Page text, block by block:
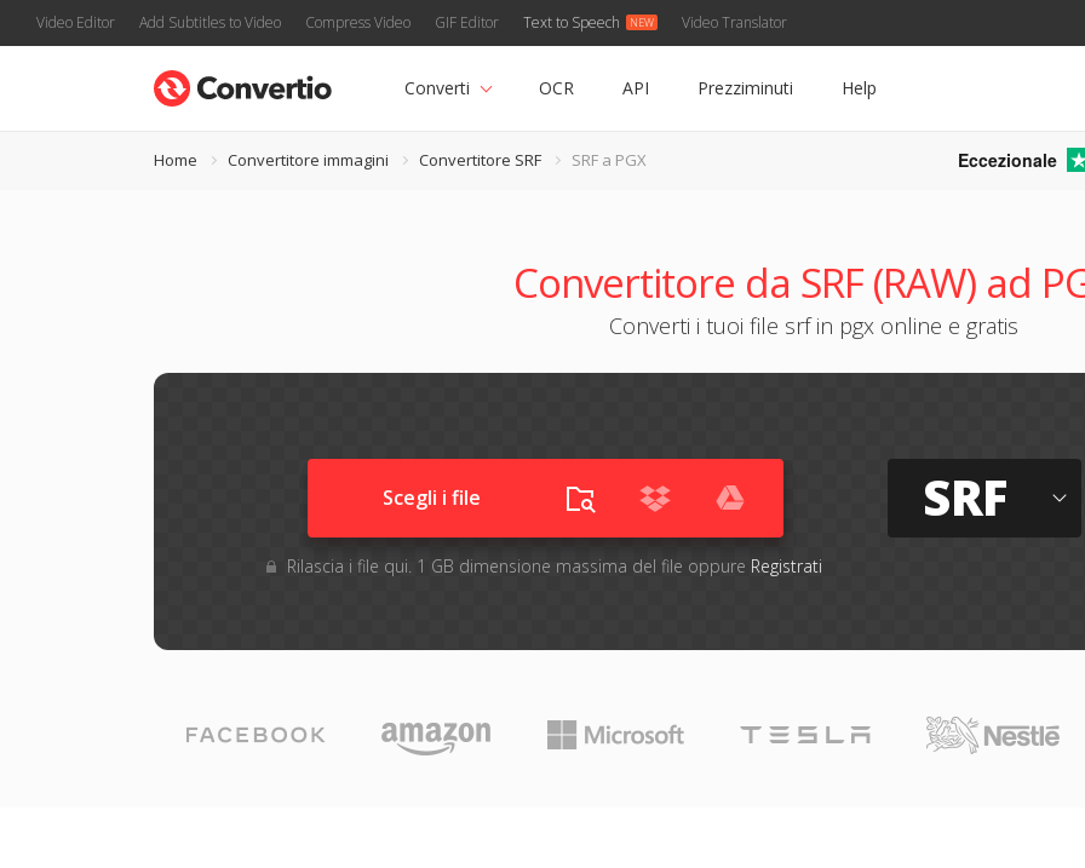
Video Editor Add Subtitles to Video Compress Video GIF Editor Text to Speech Video Translator
Converti OCR API Prezziminuti Help
Home Convertitore immagini Convertitore SRF SRF a PGX Eccezionale
Convertitore da SRF (RAW) ad
Converti i tuoi file srf in pgx online e gratis
Scegli i file
Rilascia i file qui. 1 GB dimensione massima del file oppure Registrati
SRF